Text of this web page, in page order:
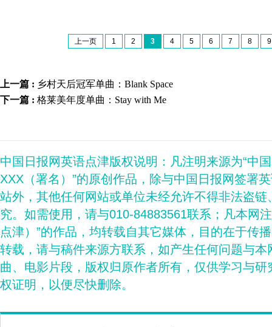
上一页 1 2 3 4 5 6 7 8 9
上一篇 : 乡村天后冠军单曲：Blank Space
下一篇 : 格莱美年度单曲：Stay with Me
中国日报网英语点津版权说明：凡注明来源为“中
XXX（署名）”的原创作品，除与中国日报网签署
站外，其他任何网站或单位未经允许不得非法盗
究。如需使用，请与010-84883561联系；凡本网
点津）”的作品，均转载自其它媒体，目的在于传
转载，请与稿件来源方联系，如产生任何问题与
曲、电影片段，版权归原作者所有，仅供学习与
权证明，以便尽快删除。